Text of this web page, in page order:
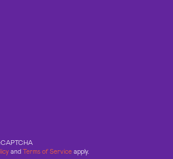
and Terms of Service apply.